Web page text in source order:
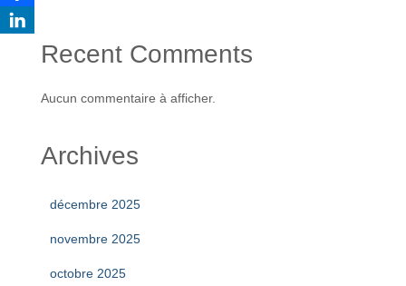
Recent Comments
Aucun commentaire à afficher.
Archives
décembre 2025
novembre 2025
octobre 2025